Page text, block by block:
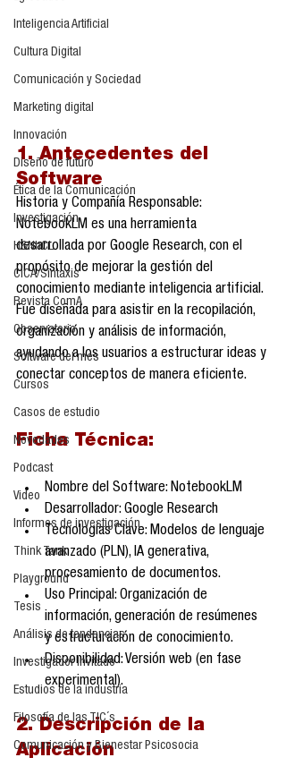
Inteligencia Artificial
Cultura Digital
Comunicación y Sociedad
Marketing digital
Innovación
Diseño de futuro
Ética de la Comunicación
Investigación
H&NhCL
CICA/Sintaxis
Revista ComA
Observatorio
Software del mes
Cursos
Casos de estudio
Novedades
Podcast
Video
Informes de investigación
Think Tank
Playground
Tesis
Análisis de tendencias
Investigador Invitado
Estudios de la industria
Filosofía de las TIC´s
Comunicación y Bienestar Psicosocia
1. Antecedentes del
Software
Historia y Compañía Responsable:
NotebookLM es una herramienta
desarrollada por Google Research, con el
propósito de mejorar la gestión del
conocimiento mediante inteligencia artificial.
Fue diseñada para asistir en la recopilación,
organización y análisis de información,
ayudando a los usuarios a estructurar ideas y
conectar conceptos de manera eficiente.
Ficha Técnica:
Nombre del Software: NotebookLM
Desarrollador: Google Research
Tecnologías Clave: Modelos de lenguaje
avanzado (PLN), IA generativa,
procesamiento de documentos.
Uso Principal: Organización de
información, generación de resúmenes
y estructuración de conocimiento.
Disponibilidad: Versión web (en fase
experimental).
2. Descripción de la
Aplicación